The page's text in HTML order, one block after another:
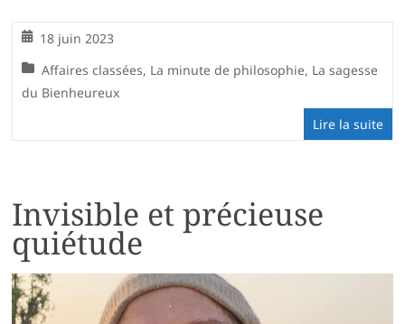
18 juin 2023
Affaires classées, La minute de philosophie, La sagesse
du Bienheureux
Lire la suite
Invisible et précieuse
quiétude